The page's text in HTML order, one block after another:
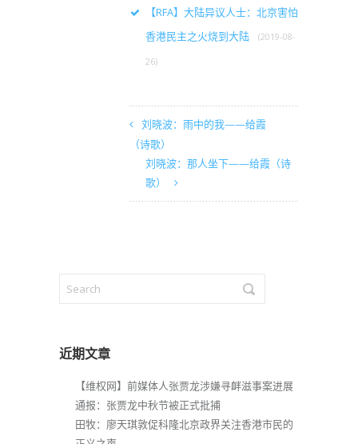
【RFA】大陆异议人士：北京害怕
香港民主之火烧到大陆
(2019-08-
26)
刘晓波：雨中的我——给霞
（诗歌）
刘晓波：那人坐下——给霞（诗
歌）
近期文章
【维权网】前媒体人张贾龙涉嫌寻衅滋事案进展
通报：张贾龙中秋节被正式批捕
田牧：廖天琪敦促科隆北京政界关注香港市民的